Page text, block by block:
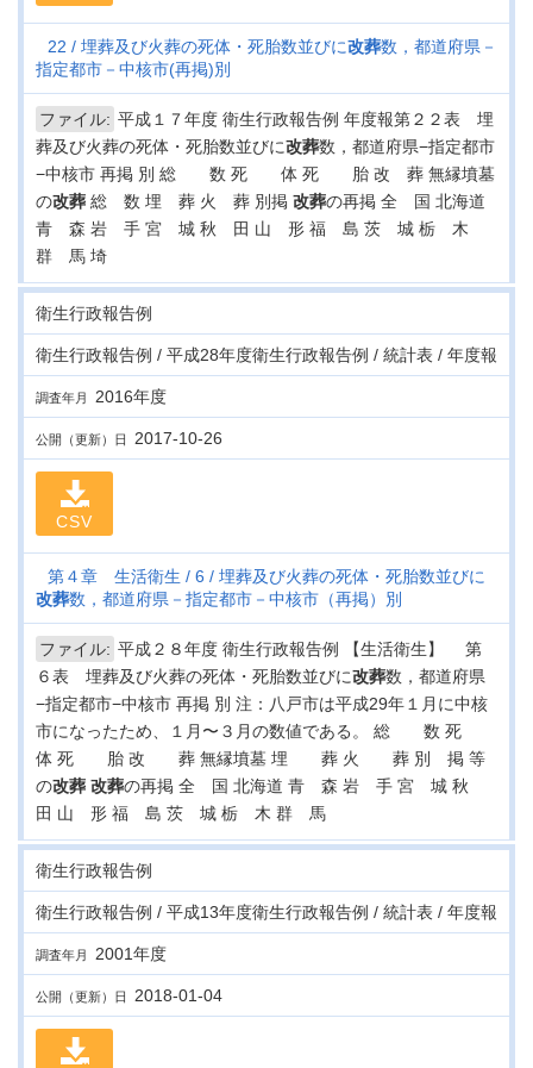
22 埋葬及び火葬の死体・死胎数並びに改葬数，都道府県－
指定都市－中核市(再掲)別
ファイル: 平成１７年度 衛生行政報告例 年度報第２２表 埋
葬及び火葬の死体・死胎数並びに改葬数，都道府県−指定都市
−中核市 再掲 別 総 数 死 体 死 胎 改 葬 無縁墳墓
の改葬 総 数 埋 葬 火 葬 別掲 改葬の再掲 全 国 北海道
青 森 岩 手 宮 城 秋 田 山 形 福 島 茨 城 栃 木
群 馬 埼
衛生行政報告例
衛生行政報告例 / 平成28年度衛生行政報告例 / 統計表 / 年度報
調査年月 2016年度
公開（更新）日 2017-10-26
CSV
第４章 生活衛生 6
埋葬及び火葬の死体・死胎数並びに
改葬数，都道府県－指定都市－中核市（再掲）別
ファイル: 平成２８年度 衛生行政報告例 【生活衛生】 第
６表 埋葬及び火葬の死体・死胎数並びに改葬数，都道府県
−指定都市−中核市 再掲 別 注：八戸市は平成29年１月に中核
市になったため、１月〜３月の数値である。 総 数 死
体 死 胎 改 葬 無縁墳墓 埋 葬 火 葬 別 掲 等
の改葬 改葬の再掲 全 国 北海道 青 森 岩 手 宮 城 秋
田 山 形 福 島 茨 城 栃 木 群 馬
衛生行政報告例
衛生行政報告例 / 平成13年度衛生行政報告例 / 統計表 / 年度報
調査年月 2001年度
公開（更新）日 2018-01-04